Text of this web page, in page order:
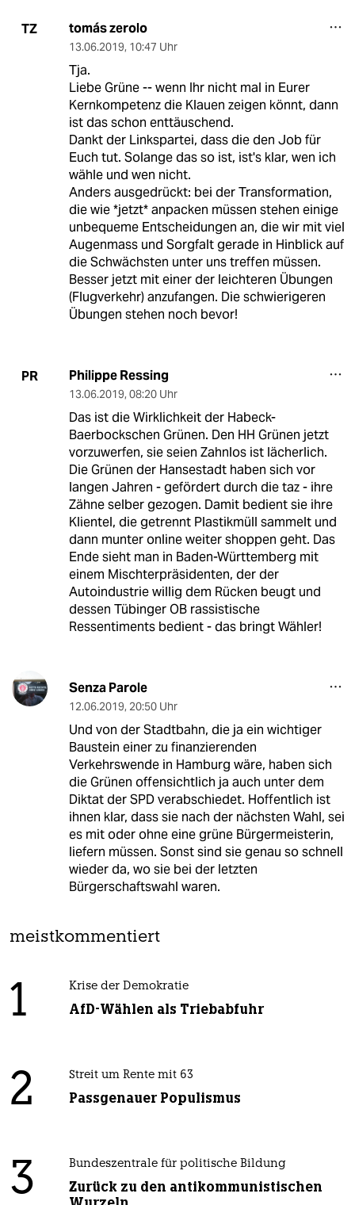
TZ tomás zerolo
13.06.2019, 10:47 Uhr
Tja.
Liebe Grüne -- wenn Ihr nicht mal in Eurer
Kernkompetenz die Klauen zeigen könnt, dann
ist das schon enttäuschend.
Dankt der Linkspartei, dass die den Job für
Euch tut. Solange das so ist, ist's klar, wen ich
wähle und wen nicht.
Anders ausgedrückt: bei der Transformation,
die wie *jetzt* anpacken müssen stehen einige
unbequeme Entscheidungen an, die wir mit viel
Augenmass und Sorgfalt gerade in Hinblick auf
die Schwächsten unter uns treffen müssen.
Besser jetzt mit einer der leichteren Übungen
(Flugverkehr) anzufangen. Die schwierigeren
Übungen stehen noch bevor!
PR Philippe Ressing
13.06.2019, 08:20 Uhr
Das ist die Wirklichkeit der Habeck-
Baerbockschen Grünen. Den HH Grünen jetzt
vorzuwerfen, sie seien Zahnlos ist lächerlich.
Die Grünen der Hansestadt haben sich vor
langen Jahren - gefördert durch die taz - ihre
Zähne selber gezogen. Damit bedient sie ihre
Klientel, die getrennt Plastikmüll sammelt und
dann munter online weiter shoppen geht. Das
Ende sieht man in Baden-Württemberg mit
einem Mischterpräsidenten, der der
Autoindustrie willig dem Rücken beugt und
dessen Tübinger OB rassistische
Ressentiments bedient - das bringt Wähler!
Senza Parole
12.06.2019, 20:50 Uhr
Und von der Stadtbahn, die ja ein wichtiger
Baustein einer zu finanzierenden
Verkehrswende in Hamburg wäre, haben sich
die Grünen offensichtlich ja auch unter dem
Diktat der SPD verabschiedet. Hoffentlich ist
ihnen klar, dass sie nach der nächsten Wahl, sei
es mit oder ohne eine grüne Bürgermeisterin,
liefern müssen. Sonst sind sie genau so schnell
wieder da, wo sie bei der letzten
Bürgerschaftswahl waren.
meistkommentiert
1 Krise der Demokratie
AfD-Wählen als Triebabfuhr
2 Streit um Rente mit 63
Passgenauer Populismus
3 Bundeszentrale für politische Bildung
Zurück zu den antikommunistischen